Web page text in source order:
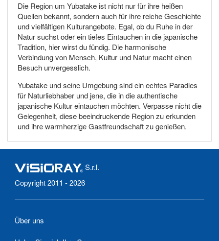
Die Region um Yubatake ist nicht nur für ihre heißen
Quellen bekannt, sondern auch für ihre reiche Geschichte
und vielfältigen Kulturangebote. Egal, ob du Ruhe in der
Natur suchst oder ein tiefes Eintauchen in die japanische
Tradition, hier wirst du fündig. Die harmonische
Verbindung von Mensch, Kultur und Natur macht einen
Besuch unvergesslich.
Yubatake und seine Umgebung sind ein echtes Paradies
für Naturliebhaber und jene, die in die authentische
japanische Kultur eintauchen möchten. Verpasse nicht die
Gelegenheit, diese beeindruckende Region zu erkunden
und ihre warmherzige Gastfreundschaft zu genießen.
S.r.l.
Copyright 2011 - 2026
Über uns